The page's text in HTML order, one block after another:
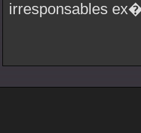
irresponsables